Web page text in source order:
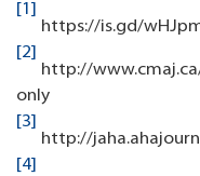
[1]
https://is.gd/
[2]
http://
only
[3]
http://
[4]